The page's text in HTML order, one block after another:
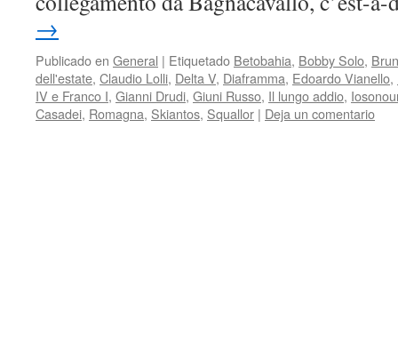
→
Publicado en General | Etiquetado Betobahia, Bobby Solo,
dell'estate, Claudio Lolli, Delta V, Diaframma, Edoardo Vianello,
IV e Franco I, Gianni Drudi, Giuni Russo, Il lungo addio,
Casadei, Romagna, Skiantos, Squallor | Deja un comentario